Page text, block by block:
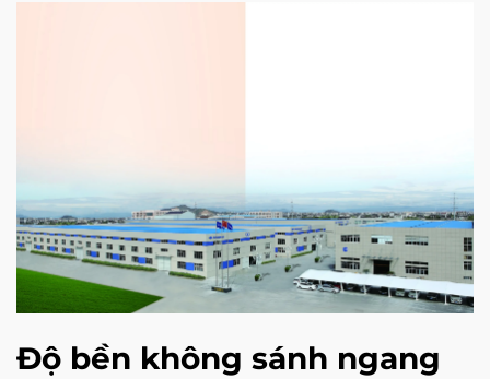
Độ bền không sánh ngang